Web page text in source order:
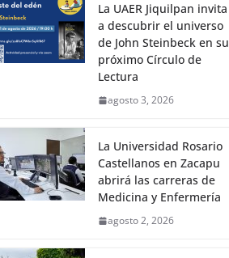
La UAER Jiquilpan invita
a descubrir el universo
de John Steinbeck en su
próximo Círculo de
Lectura
agosto 3, 2026
La Universidad Rosario
Castellanos en Zacapu
abrirá las carreras de
Medicina y Enfermería
agosto 2, 2026